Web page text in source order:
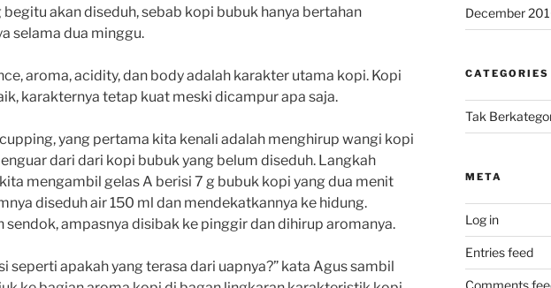
akan diseduh, sebab kopi bubuk hanya bertahan
selama dua minggu.
aroma, acidity, dan body adalah karakter utama kopi. Kopi
karakternya tetap kuat meski dicampur apa saja.
yang pertama kita kenali adalah menghirup wangi kopi
dari dari kopi bubuk yang belum diseduh. Langkah
mengambil gelas A berisi 7 g bubuk kopi yang dua menit
diseduh air 150 ml dan mendekatkannya ke hidung.
sendok, ampasnya disibak ke pinggir dan dihirup aromanya.
seperti apakah yang terasa dari uapnya?” kata Agus sambil
December
CATEGORIES
Tak
META
Log in
Entries feed
Comments